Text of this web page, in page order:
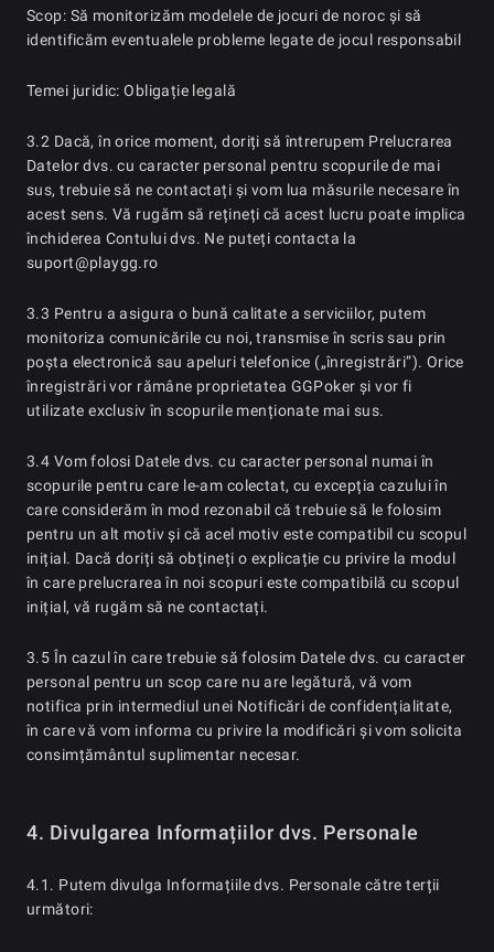
Scop: Să monitorizăm modelele de jocuri de noroc și să
identificăm eventualele probleme legate de jocul responsabil
Temei juridic: Obligație legală
3.2 Dacă, în orice moment, doriți să întrerupem Prelucrarea
Datelor dvs. cu caracter personal pentru scopurile de mai
sus, trebuie să ne contactați și vom lua măsurile necesare în
acest sens. Vă rugăm să rețineți că acest lucru poate implica
închiderea Contului dvs. Ne puteți contacta la
suport@playgg.ro
3.3 Pentru a asigura o bună calitate a serviciilor, putem
monitoriza comunicările cu noi, transmise în scris sau prin
poșta electronică sau apeluri telefonice („înregistrări”). Orice
înregistrări vor rămâne proprietatea GGPoker și vor fi
utilizate exclusiv în scopurile menționate mai sus.
3.4 Vom folosi Datele dvs. cu caracter personal numai în
scopurile pentru care le-am colectat, cu excepția cazului în
care considerăm în mod rezonabil că trebuie să le folosim
pentru un alt motiv și că acel motiv este compatibil cu scopul
inițial. Dacă doriți să obțineți o explicație cu privire la modul
în care prelucrarea în noi scopuri este compatibilă cu scopul
inițial, vă rugăm să ne contactați.
3.5 În cazul în care trebuie să folosim Datele dvs. cu caracter
personal pentru un scop care nu are legătură, vă vom
notifica prin intermediul unei Notificări de confidențialitate,
în care vă vom informa cu privire la modificări și vom solicita
consimțământul suplimentar necesar.
4. Divulgarea Informațiilor dvs. Personale
4.1. Putem divulga Informațiile dvs. Personale către terții
următori: